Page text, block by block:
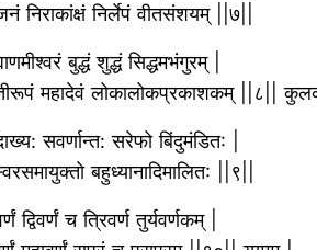
निराकांक्षं निर्लेपं वीतसंशयम् ||७||
बुद्धं शुद्धं सिद्धमभंगुरम् |
महादेवं लोकालोकप्रकाशकम् ||८||
सवर्णान्त: सरेफो बिंदुमंडित: |
बहुध्यानादिमालित: ||९||
द्विवर्णं च त्रिवर्ण तुर्यवर्णकम् |